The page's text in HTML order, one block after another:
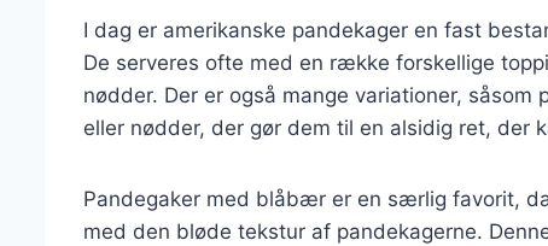
I dag er amerikanske pandekager en fast
De serveres ofte med en række forskellige
nødder. Der er også mange variationer,
eller nødder, der gør dem til en alsidig ret, der
Pandegaker med blåbær er en særlig favorit,
med den bløde tekstur af pandekagerne.